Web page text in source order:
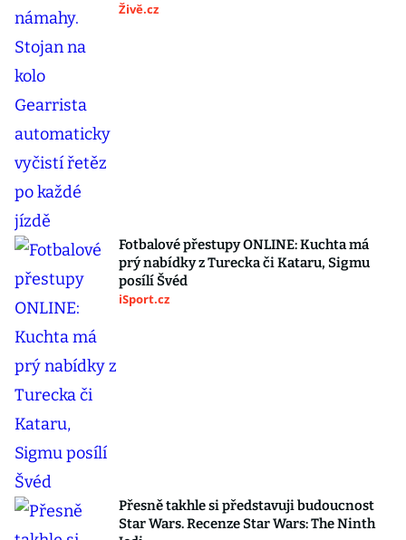
Živě.cz
Fotbalové přestupy ONLINE: Kuchta má
prý nabídky z Turecka či Kataru, Sigmu
posílí Švéd
iSport.cz
Přesně takhle si představuji budoucnost
Star Wars. Recenze Star Wars: The Ninth